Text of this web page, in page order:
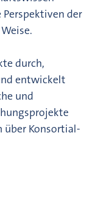
der
durch,
entwickelt
und
über Konsortial­